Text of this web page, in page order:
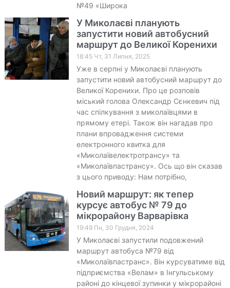
№49 «Широка
У Миколаєві планують
запустити новий автобусний
маршрут до Великої Коренихи
18:45 Чт, 31 Липня, 2025
Уже в серпні у Миколаєві планують
запустити новий автобусний маршрут до
Великої Коренихи. Про це розповів
міський голова Олександр Сєнкевич під
час спілкування з миколаївцями в
прямому етері. Також він нагадав про
плани впровадження системи
електронного квитка для
«Миколаївелектротрансу» та
«Миколаївпастрансу». Ось що він сказав
з цього приводу: Нам потрібно,
Новий маршрут: як тепер
курсує автобус № 79 до
мікрорайону Варварівка
19:49 Пн, 30 Грудня, 2024
У Миколаєві запустили подовжений
маршрут автобуса №79 від
«Миколаївпастранс». Він курсуватиме від
підприємства «Велам» в Інгульському
районі до кінцевої зупинки у мікрорайоні